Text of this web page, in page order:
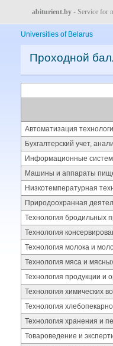
abiturient.by - Service for
Universities of Belarus
Проходной
Автоматизация
Бухгалтерский учет,
Информационные
Машины и аппараты
Низкотемпературная
Природоохранная
Технология бродильных
Технология
Технология молока и
Технология мяса и
Технология продукции и
Технология химических
Технология
Технология хранения и
Товароведение и